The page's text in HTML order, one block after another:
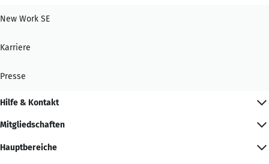
New Work SE
Karriere
Presse
Hilfe & Kontakt
Mitgliedschaften
Hauptbereiche